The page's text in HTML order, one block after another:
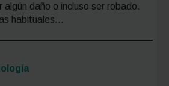
algún daño o incluso ser robado.
habituales…